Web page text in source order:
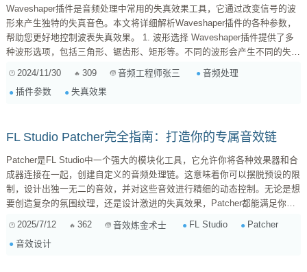
Waveshaper插件是音频处理中常用的失真效果工具，它通过改变信号的波
形来产生独特的失真音色。本文将详细解析Waveshaper插件的各种参数，
帮助您更好地控制波表失真效果。 1. 波形选择 Waveshaper插件提供了多
种波形选项，包括三角形、锯齿形、矩形等。不同的波形会产生不同的失真
合制作尖锐、刺耳的失真音色。 2. 输入增益 输入增益参数用于调整输入信
号的强度。增加输入增益会使失真更加明显，但同时也会增加信号的噪声。
2024/11/30 309 音频工程师张三
音频处理
插件参数
失真效果
FL Studio Patcher完全指南：打造你的专属音效链
Patcher是FL Studio中一个强大的模块化工具，它允许你将各种效果器和合
成器连接在一起，创建自定义的音频处理链。这意味着你可以摆脱预设的限
制，设计出独一无二的音效，并对这些音效进行精细的动态控制。无论是想
要创造复杂的氛围纹理，还是设计激进的失真效果，Patcher都能满足你的
加各种FL Studio插件（包括效果器和合成器）。Patcher提供了一个可视化
的界面，让你能够轻松地连接这些插件的输入和输出，从而构建出复杂的信
2025/7/12 362 音效炼金术士 FL Studio
Patcher
音效设计